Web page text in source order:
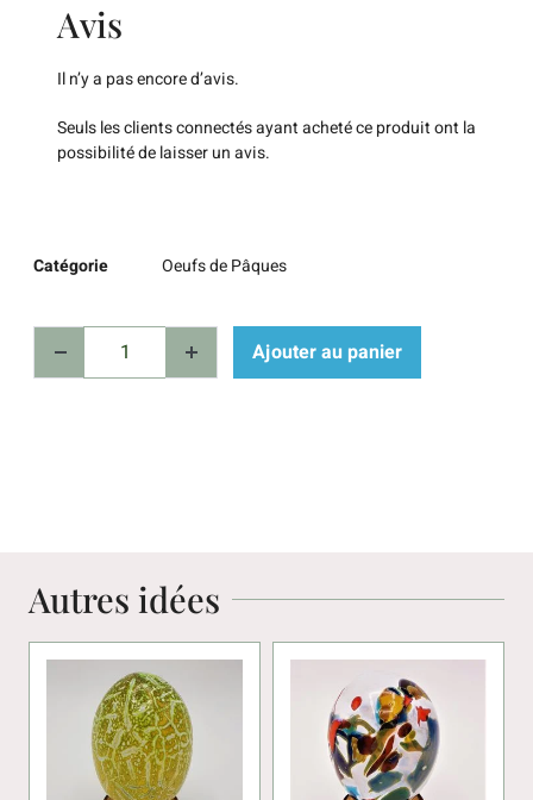
Avis
Il n’y a pas encore d’avis.
Seuls les clients connectés ayant acheté ce produit ont la
possibilité de laisser un avis.
Catégorie Oeufs de Pâques
Ajouter au panier
Autres idées